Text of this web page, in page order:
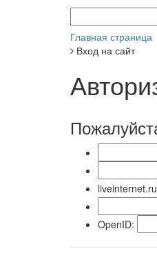
Главная страница
Вход на сайт
OpenID: